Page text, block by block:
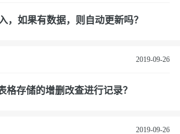
，如果有数据，则自动更新吗？
2019-09-26
格存储的增删改查进行记录？
2019-09-26